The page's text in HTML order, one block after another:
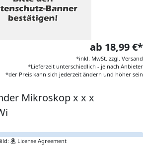
ab 18,99 €*
*inkl. MwSt. zzgl. Versand
*Lieferzeit unterschiedlich - je nach Anbieter
*der Preis kann sich jederzeit ändern und höher sein
Mikroskop x x x
License Agreement